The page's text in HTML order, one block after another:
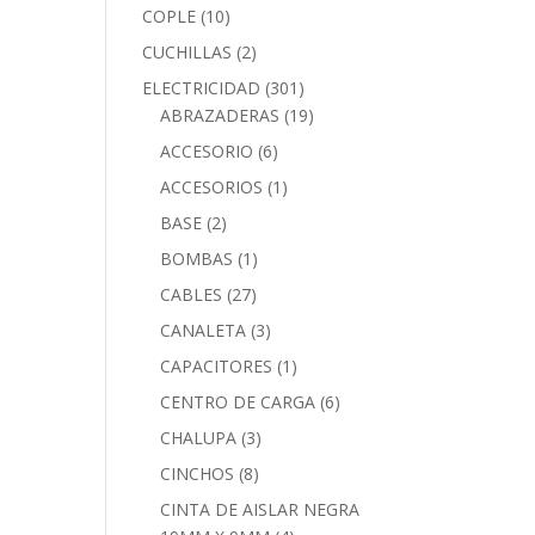
COPLE (10)
CUCHILLAS (2)
ELECTRICIDAD (301)
ABRAZADERAS (19)
ACCESORIO (6)
ACCESORIOS (1)
BASE (2)
BOMBAS (1)
CABLES (27)
CANALETA (3)
CAPACITORES (1)
CENTRO DE CARGA (6)
CHALUPA (3)
CINCHOS (8)
CINTA DE AISLAR NEGRA